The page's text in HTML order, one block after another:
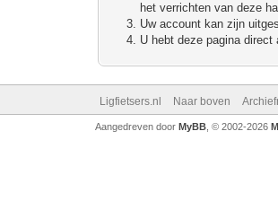
het verrichten van deze
Uw account kan zijn
U hebt deze pagina
Ligfietsers.nl Naar boven
Aangedreven door MyBB, © 2002-2026